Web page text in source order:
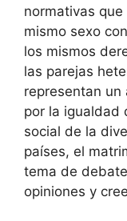
normativas
mismo sexo
los mismos
las parejas
representan un
por la igualdad
social de la
países, el
tema de
opiniones y